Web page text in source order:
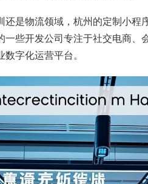
还是物流领域，杭州的定制小
一些开发公司专注于社交电商
字化运营平台。